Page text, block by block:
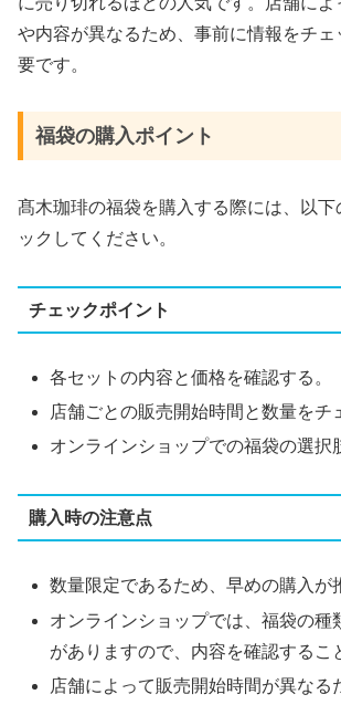
や内容が異なるため、事前に情報をチ
要です​​。
福袋の購入ポイント
髙木珈琲の福袋を購入する際には、以下
ックしてください。
チェックポイント
各セットの内容と価格を確認する。
店舗ごとの販売開始時間と数量をチ
オンラインショップでの福袋の選択
購入時の注意点
数量限定であるため、早めの購入が
オンラインショップでは、福袋の種
がありますので、内容を確認するこ
店舗によって販売開始時間が異なる